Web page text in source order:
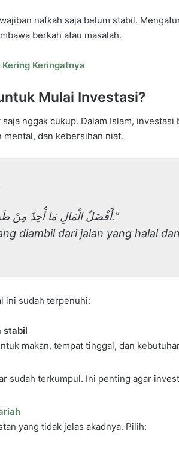
nafkah saja belum stabil.
berkah atau masalah.
Keringatnya
Mulai Investasi?
nggak cukup. Dalam Islam, investasi
dan kebersihan niat.
“أَفْضَلُ الْمَالِ مَا أُخِذَ مِنْ طَرِيقِ الْحَلَالِ وَأُنْفِقَ فِي سَبِيلِ اللَّهِ.”
diambil dari jalan yang halal
ini sudah terpenuhi:
stabil
makan, tempat tinggal, dan
sudah terkumpul. Ini penting agar
yang tidak jelas akadnya. Pilih: